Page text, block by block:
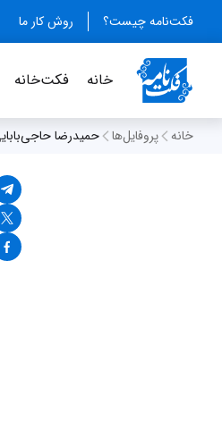
فکت‌نامه چیست؟ روش کار ما
خانه فکت‌خانه
خانه پروفایل‌ها حمیدرضا